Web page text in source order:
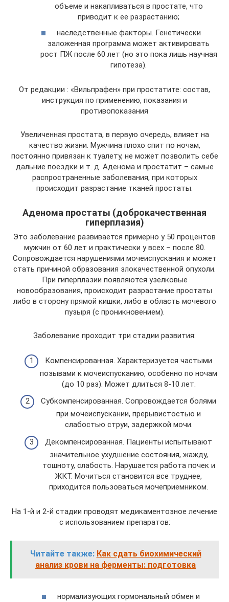
объеме и накапливаться в простате, что
приводит к ее разрастанию;
наследственные факторы. Генетически
заложенная программа может активировать
рост ПЖ после 60 лет (но это пока лишь научная
гипотеза).
От редакции : «Вильпрафен» при простатите: состав,
инструкция по применению, показания и
противопоказания
Увеличенная простата, в первую очередь, влияет на
качество жизни. Мужчина плохо спит по ночам,
постоянно привязан к туалету, не может позволить себе
дальние поездки и т. д. Аденома и простатит – самые
распространенные заболевания, при которых
происходит разрастание тканей простаты.
Аденома простаты (доброкачественная
гиперплазия)
Это заболевание развивается примерно у 50 процентов
мужчин от 60 лет и практически у всех – после 80.
Сопровождается нарушениями мочеиспускания и может
стать причиной образования злокачественной опухоли.
При гиперплазии появляются узелковые
новообразования, происходит разрастание простаты
либо в сторону прямой кишки, либо в область мочевого
пузыря (с проникновением).
Заболевание проходит три стадии развития:
Компенсированная. Характеризуется частыми
позывами к мочеиспусканию, особенно по ночам
(до 10 раз). Может длиться 8-10 лет.
Субкомпенсированная. Сопровождается болями
при мочеиспускании, прерывистостью и
слабостью струи, задержкой мочи.
Декомпенсированная. Пациенты испытывают
значительное ухудшение состояния, жажду,
тошноту, слабость. Нарушается работа почек и
ЖКТ. Мочиться становится все труднее,
приходится пользоваться мочеприемником.
На 1-й и 2-й стадии проводят медикаментозное лечение
с использованием препаратов:
Читайте также: Как сдать биохимический
анализ крови на ферменты: подготовка
нормализующих гормональный обмен и